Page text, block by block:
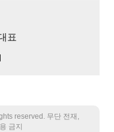
표
reserved. 무단 전재,
금지